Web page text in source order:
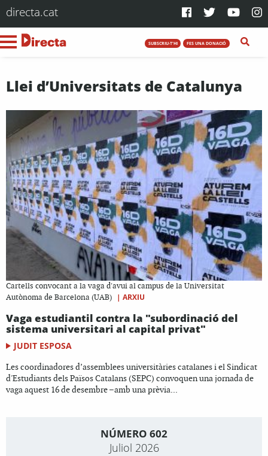
directa.cat
SUBSCRIU-T'HI FES UNA DONACIÓ
Llei d’Universitats de Catalunya
Cartells convocant a la vaga d'avui al campus de la Universitat
Autònoma de Barcelona (UAB)
| ARXIU
Vaga estudiantil contra la "subordinació del
sistema universitari al capital privat"
JUDIT ESPOSA
Les coordinadores d’assemblees universitàries catalanes i el Sindicat
d'Estudiants dels Països Catalans (SEPC) convoquen una jornada de
vaga aquest 16 de desembre –amb una prèvia...
NÚMERO 602
Juliol 2026